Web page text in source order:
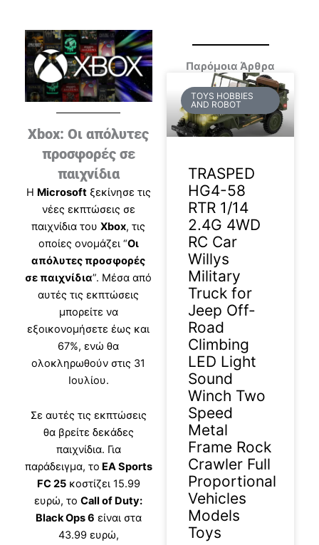
Xbox: Οι απόλυτες
προσφορές σε
παιχνίδια
Η Microsoftξεκίνησε τις
νέες εκπτώσεις σε
παιχνίδια τουXbox, τις
οποίες ονομάζει “Οι
απόλυτες προσφορές
σε παιχνίδια”. Μέσα από
αυτές τις εκπτώσεις
μπορείτε να
εξοικονομήσετε έως και
67%, ενώ θα
ολοκληρωθούν στις 31
Ιουλίου.
Σε αυτές τις εκπτώσεις
θα βρείτε δεκάδες
παιχνίδια. Για
παράδειγμα, το EA Sports
FC 25κοστίζει 15.99
ευρώ, τοCall of Duty:
Black Ops 6 είναι στα
43.99 ευρώ,
Παρόμοια Άρθρα
TOYS HOBBIES
AND ROBOT
TRASPED
HG4-58
RTR 1/14
2.4G 4WD
RC Car
Willys
Military
Truck for
Jeep Off-
Road
Climbing
LED Light
Sound
Winch Two
Speed
Metal
Frame Rock
Crawler Full
Proportional
Vehicles
Models
Toys